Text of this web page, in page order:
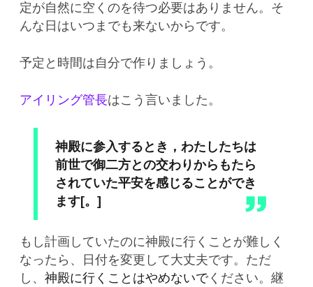
定が自然に空くのを待つ必要はありません。そ
んな日はいつまでも来ないからです。
予定と時間は自分で作りましょう。
アイリング管長はこう言いました。
神殿に参入するとき，わたしたちは
前世で御二方との交わりからもたら
されていた平安を感じることができ
ます[。]
もし計画していたのに神殿に行くことが難しく
なったら、日付を変更して大丈夫です。ただ
し、 神殿に行くことはやめないでください。継